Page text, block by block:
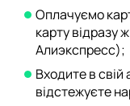
Оплачуємо
карту відразу
Алиэкспресс);
Входите в свій
відстежуєте